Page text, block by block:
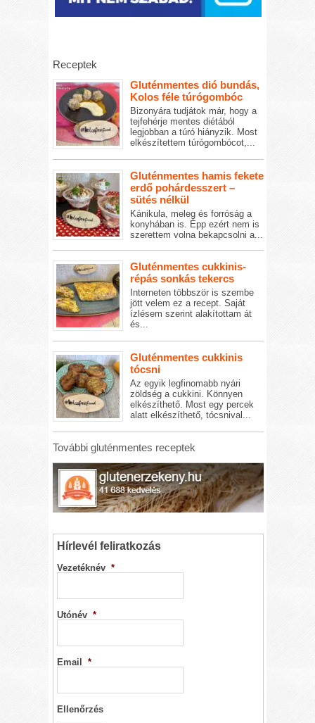
Receptek
Gluténmentes dió bundás,
Kolos féle túrógombóc
Bizonyára tudjátok már, hogy a
tejfehérje mentes diétából
legjobban a túró hiányzik. Most
elkészítettem túrógombócot,...
Gluténmentes hamis fekete
erdő pohárdesszert –
sütés nélkül
Kánikula, meleg és forróság a
konyhában is. Épp ezért nem is
szerettem volna bekapcsolni a...
Gluténmentes cukkinis-
répás sonkás tekercs
Interneten többször is szembe
jött velem ez a recept. Saját
ízlésem szerint alakítottam át
és...
Gluténmentes cukkinis
tócsni
Az egyik legfinomabb nyári
zöldség a cukkini. Könnyen
elkészíthető. Most egy percek
alatt elkészíthető, tócsnival...
További gluténmentes receptek
Hírlevél feliratkozás
Vezetéknév *
Utónév *
Email *
Ellenőrzés